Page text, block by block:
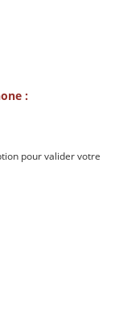
:
pour valider votre